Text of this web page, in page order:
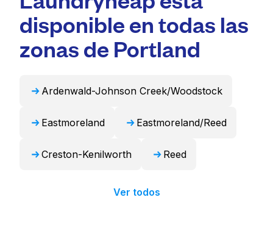
residentes, es una opción más conveniente y
que ahorra tiempo.
voluminosos como edredones, mantas y
cortinas. Como alternativa, Laundryheap
puede encargarse de estos artículos de forma
profesional y devolverlos listos para usar en
disponible en todas las
zonas de Portland
Ardenwald-Johnson Creek/Woodstock
Eastmoreland Eastmoreland/Reed
Creston-Kenilworth Reed
Ver todos